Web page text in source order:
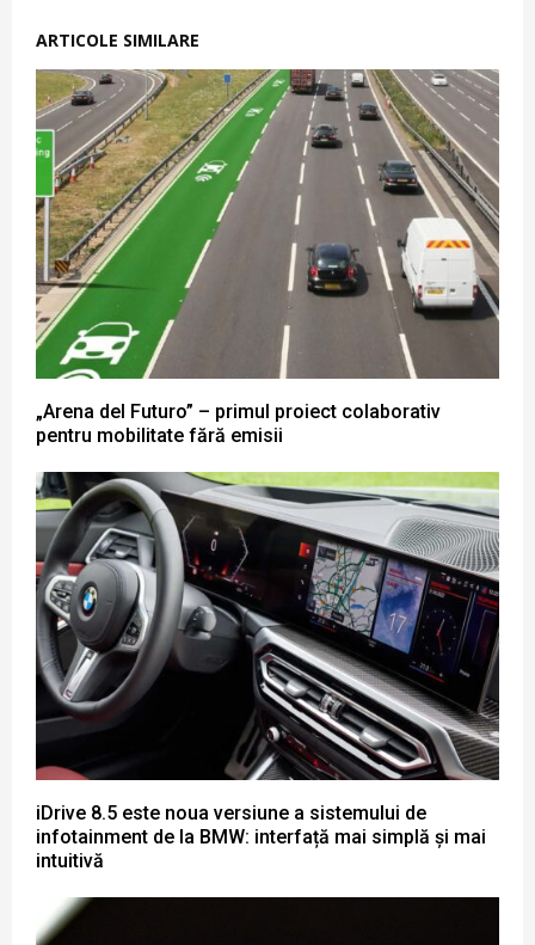
ARTICOLE SIMILARE
„Arena del Futuro” – primul proiect colaborativ
pentru mobilitate fără emisii
iDrive 8.5 este noua versiune a sistemului de
infotainment de la BMW: interfață mai simplă și mai
intuitivă